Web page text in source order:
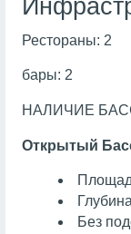
Рестораны: 2
бары: 2
НАЛИЧИЕ
Открытый
Без